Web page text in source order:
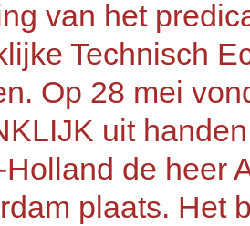
van het
Technisch
Op 28 mei
uit
Holland de heer
plaats. Het